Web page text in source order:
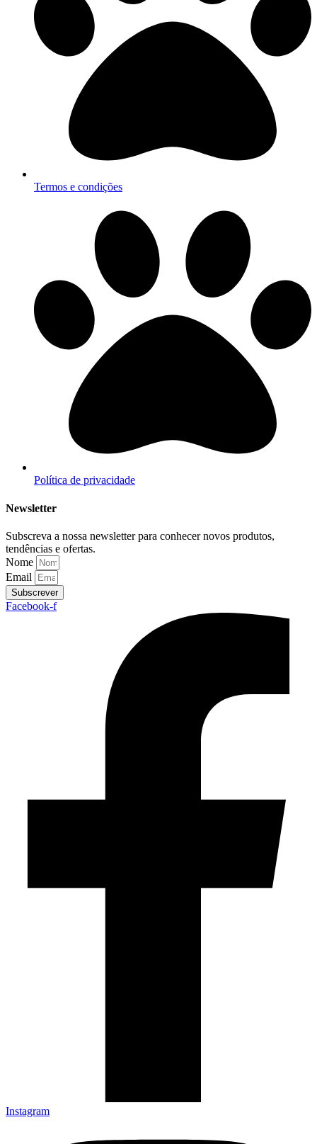
Termos e condições
Política de privacidade
Newsletter
Subscreva a nossa newsletter para conhecer novos produtos,
tendências e ofertas.
Nome
Email
Subscrever
Facebook-f
Instagram